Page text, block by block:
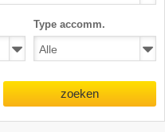
Type accomm.
zoeken